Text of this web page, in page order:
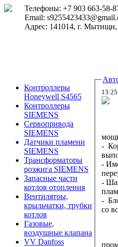
Телефоны: +7 903 663-58-
Email:
Адрес: 141014, г.
Контроллеры
Honeywell S4565
Контроллеры
SIEMENS
Сервопривода
SIEMENS
Датчики пламени
SIEMENS
Трансформаторы
розжига SIEMENS
Запасные части
котлов отопления
Вентилятоы,
крыльчатки, трубки
котлов
Газовые,
воздушные клапана
VV Danfoss
13:25
-
-
-
-
со